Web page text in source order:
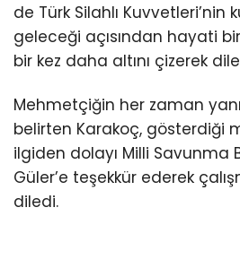
de Türk Silahlı Kuvvetleri’nin
geleceği açısından hayati
bir kez daha altını çizerek
Mehmetçiğin her zaman
belirten Karakoç, gösterdiği
ilgiden dolayı Milli Savunma
Güler’e teşekkür ederek
diledi.